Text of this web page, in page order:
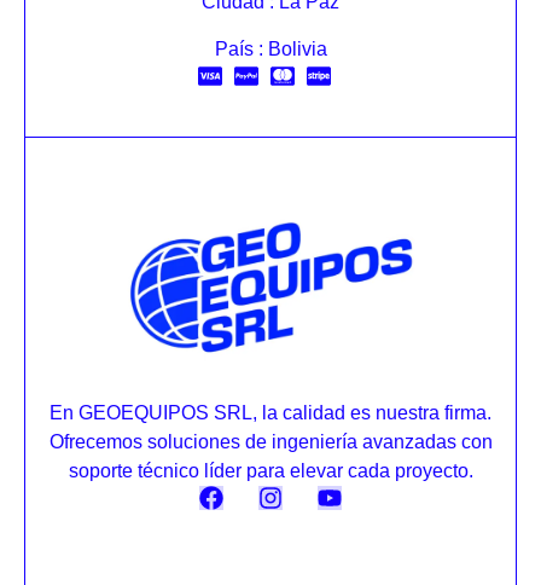
País : Bolivia
En GEOEQUIPOS SRL, la calidad es nuestra firma.
Ofrecemos soluciones de ingeniería avanzadas con
soporte técnico líder para elevar cada proyecto.